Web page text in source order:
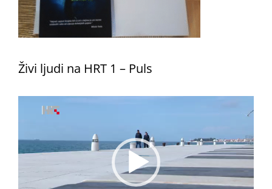
Živi ljudi na HRT 1 – Puls
Reproduktor
videozapisa